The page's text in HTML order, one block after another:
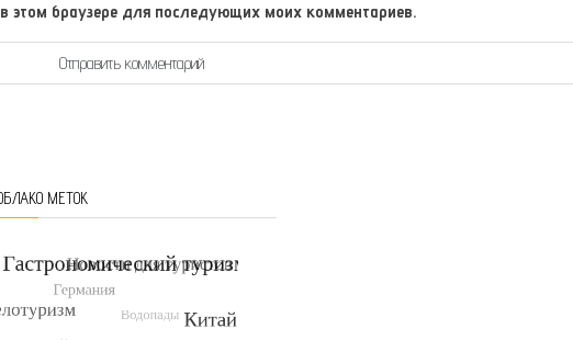
этом браузере для последующих моих комментариев.
МЕТОК